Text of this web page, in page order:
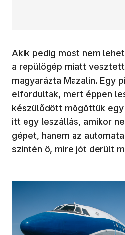
Akik pedig most nem
a repülőgép miatt
magyarázta Mazalin. Egy
elfordultak, mert éppen
készülődött mögöttük
itt egy leszállás, amikor
gépet, hanem az
szintén ő, mire jót derült